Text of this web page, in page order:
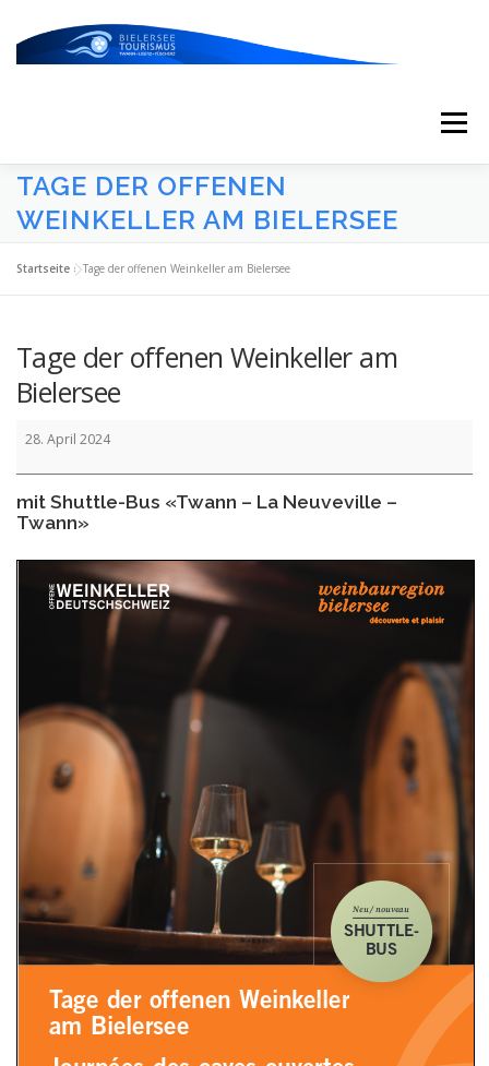
Menü
ESSEN/TRINKEN/SCHLAFEN UNTERWEGS
ÜBER UNS
TAGE DER OFFENEN
WEINKELLER AM BIELERSEE
Startseite »Tage der offenen Weinkeller am Bielersee
Tage der offenen Weinkeller am
Bielersee
offenen
Weinkeller
am
28. April 2024
mit Shuttle-Bus «Twann – La Neuveville –
Twann»